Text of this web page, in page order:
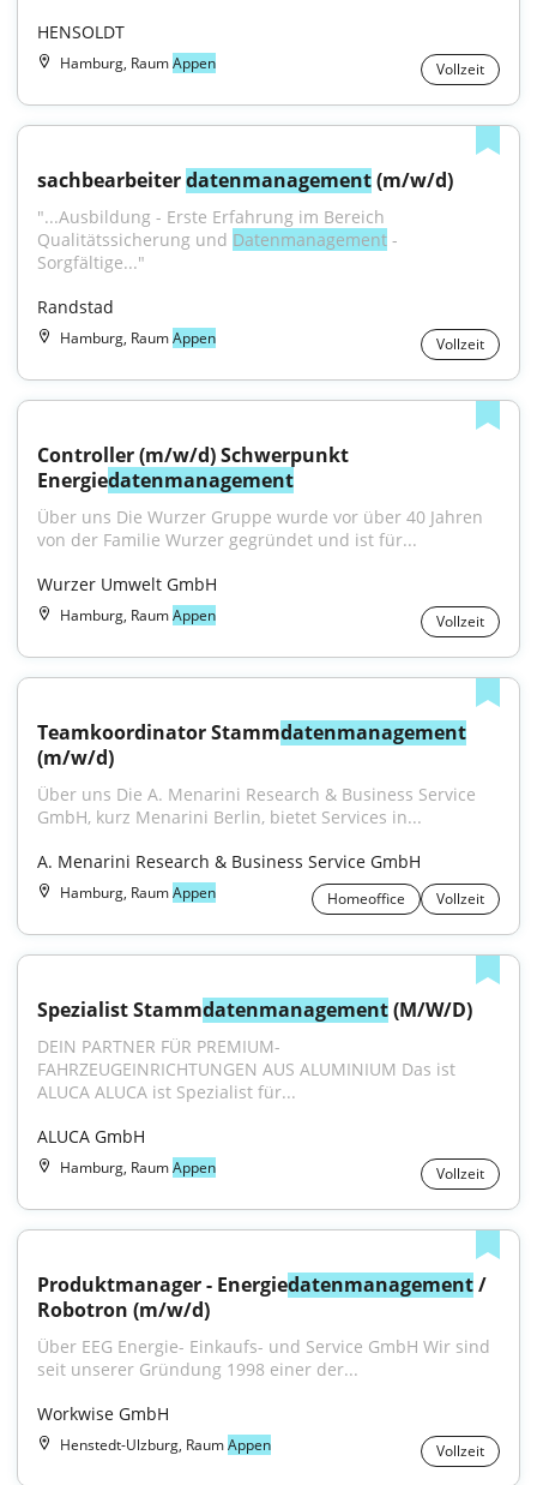
HENSOLDT
Hamburg, RaumAppen Vollzeit
sachbearbeiter datenmanagement (m/w/d)
"...Ausbildung - Erste Erfahrung im Bereich
Qualitätssicherung und Datenmanagement -
Sorgfältige..."
Randstad
Hamburg, RaumAppen Vollzeit
Controller (m/w/d) Schwerpunkt
Energiedatenmanagement
Über uns Die Wurzer Gruppe wurde vor über 40 Jahren
von der Familie Wurzer gegründet und ist für...
Wurzer Umwelt GmbH
Hamburg, RaumAppen Vollzeit
Teamkoordinator Stammdatenmanagement
(m/w/d)
Über uns Die A. Menarini Research & Business Service
GmbH, kurz Menarini Berlin, bietet Services in...
A. Menarini Research & Business Service GmbH
Hamburg, RaumAppen Homeoffice Vollzeit
Spezialist Stammdatenmanagement (M/W/D)
DEIN PARTNER FÜR PREMIUM-
FAHRZEUGEINRICHTUNGEN AUS ALUMINIUM Das ist
ALUCA ALUCA ist Spezialist für...
ALUCA GmbH
Hamburg, RaumAppen Vollzeit
Produktmanager - Energiedatenmanagement /
Robotron (m/w/d)
Über EEG Energie- Einkaufs- und Service GmbH Wir sind
seit unserer Gründung 1998 einer der...
Workwise GmbH
Henstedt-Ulzburg, RaumAppen Vollzeit